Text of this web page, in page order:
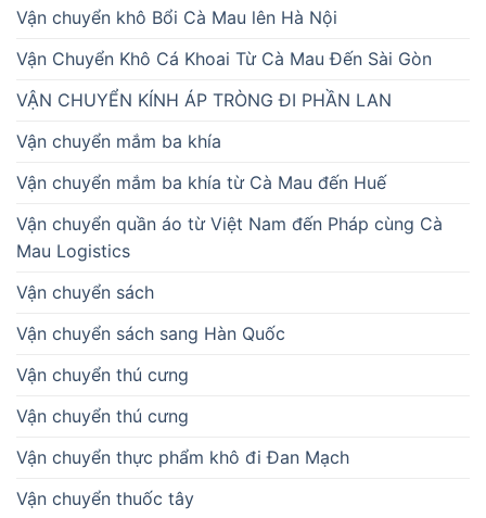
Vận chuyển khô Bổi Cà Mau lên Hà Nội
Vận Chuyển Khô Cá Khoai Từ Cà Mau Đến Sài Gòn
VẬN CHUYỂN KÍNH ÁP TRÒNG ĐI PHẦN LAN
Vận chuyển mắm ba khía
Vận chuyển mắm ba khía từ Cà Mau đến Huế
Vận chuyển quần áo từ Việt Nam đến Pháp cùng Cà
Mau Logistics
Vận chuyển sách
Vận chuyển sách sang Hàn Quốc
Vận chuyển thú cưng
Vận chuyển thú cưng
Vận chuyển thực phẩm khô đi Đan Mạch
Vận chuyển thuốc tây